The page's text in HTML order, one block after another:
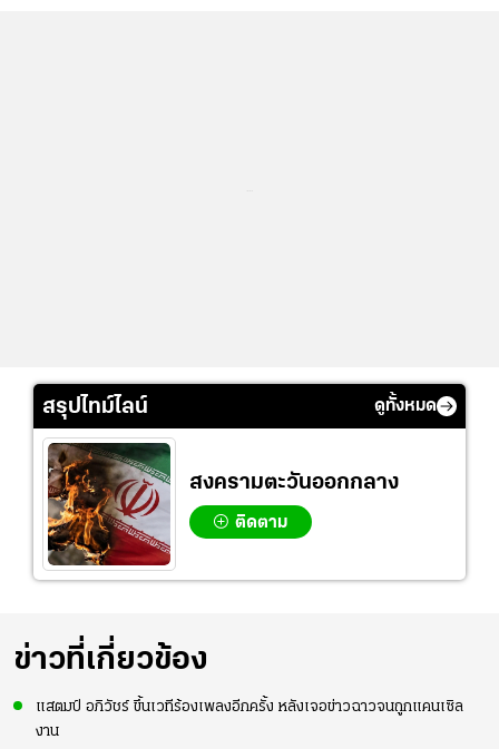
สรุปไทม์ไลน์ ดูทั้งหมด
สงครามตะวันออกกลาง
ติดตาม
ข่าวที่เกี่ยวข้อง
แสตมป์ อภิวัชร์ ขึ้นเวทีร้องเพลงอีกครั้ง หลังเจอข่าวฉาวจนถูกแคนเซิล
งาน